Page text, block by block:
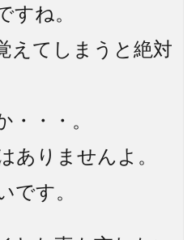
すね。
えてしまうと絶対
・・。
ありませんよ。
です。